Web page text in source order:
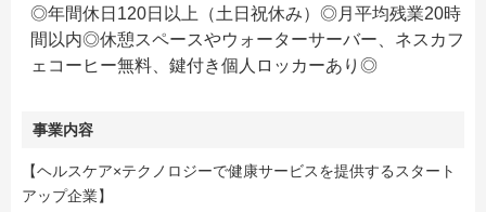
◎年間休日120日以上（土日祝休み）◎月平均残業20時
間以内◎休憩スペースやウォーターサーバー、ネスカフ
ェコーヒー無料、鍵付き個人ロッカーあり◎
事業内容
【ヘルスケア×テクノロジーで健康サービスを提供するスタート
アップ企業】